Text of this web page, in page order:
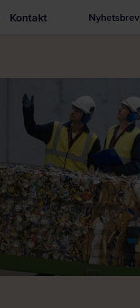
Kontakt Nyhetsbrev